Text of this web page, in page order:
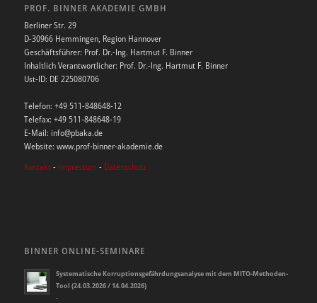
PROF. BINNER AKADEMIE GMBH
Berliner Str. 29
D-30966 Hemmingen, Region Hannover
Geschäftsführer: Prof. Dr.-Ing. Hartmut F. Binner
Inhaltlich Verantwortlicher: Prof. Dr.-Ing. Hartmut F. Binner
Ust-ID: DE 225080706
Telefon: +49 511-848648-12
Telefax: +49 511-848648-19
E-Mail: info@pbaka.de
Website: www.prof-binner-akademie.de
Kontakt - Impressum - Datenschutz
BINNER ONLINE-SEMINARE
Systematische Korruptionsgefährdungsanalyse mit dem MITO-Methoden-
Tool (24.03.2026 / 14.04.2026)
-